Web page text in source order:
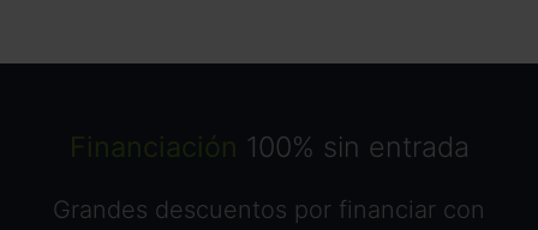
Financiación 100% sin entrada
Grandes descuentos por financiar con